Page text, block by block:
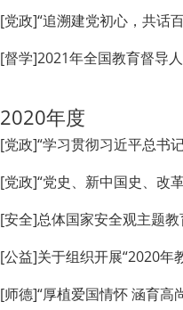
[党政]“追溯建党初心，共话
[督学]2021年全国教育督导
2020年度
[党政]“学习贯彻习近平总书
[党政]“党史、新中国史、改
[安全]总体国家安全观主题
[公益]关于组织开展“2020年
[师德]“厚植爱国情怀 涵育高